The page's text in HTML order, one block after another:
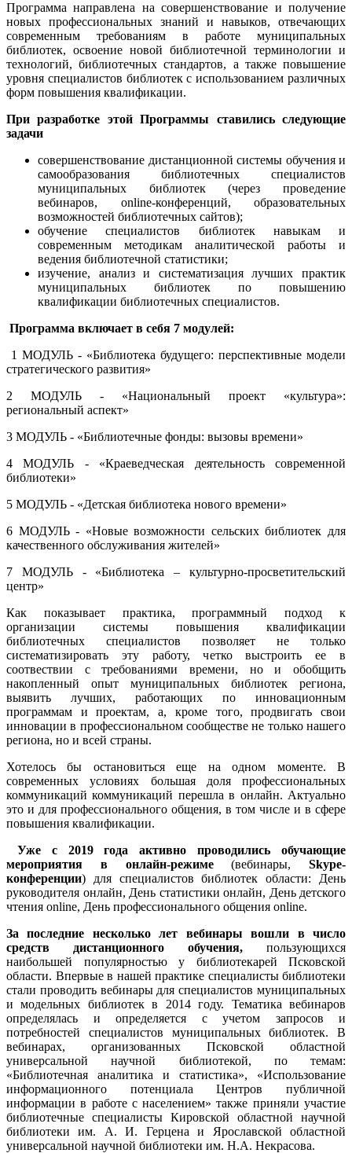
Программа направлена на совершенствование и получение
новых профессиональных знаний и навыков, отвечающих
современным требованиям в работе муниципальных
библиотек, освоение новой библиотечной терминологии и
технологий, библиотечных стандартов, а также повышение
уровня специалистов библиотек с использованием различных
форм повышения квалификации.
При разработке этой Программы ставились следующие
задачи
совершенствование дистанционной системы обучения и
самообразования библиотечных специалистов
муниципальных библиотек (через проведение
вебинаров, online-конференций, образовательных
возможностей библиотечных сайтов);
обучение специалистов библиотек навыкам и
современным методикам аналитической работы и
ведения библиотечной статистики;
изучение, анализ и систематизация лучших практик
муниципальных библиотек по повышению
квалификации библиотечных специалистов.
Программа включает в себя 7 модулей:
1 МОДУЛЬ - «Библиотека будущего: перспективные модели
стратегического развития»
2 МОДУЛЬ - «Национальный проект «культура»:
региональный аспект»
3 МОДУЛЬ - «Библиотечные фонды: вызовы времени»
4 МОДУЛЬ - «Краеведческая деятельность современной
библиотеки»
5 МОДУЛЬ - «Детская библиотека нового времени»
6 МОДУЛЬ - «Новые возможности сельских библиотек для
качественного обслуживания жителей»
7 МОДУЛЬ - «Библиотека – культурно-просветительский
центр»
Как показывает практика, программный подход к
организации системы повышения квалификации
библиотечных специалистов позволяет не только
систематизировать эту работу, четко выстроить ее в
соотвествии с требованиями времени, но и обобщить
накопленный опыт муниципальных библиотек региона,
выявить лучших, работающих по инновационным
программам и проектам, а, кроме того, продвигать свои
инновации в профессиональном сообществе не только нашего
региона, но и всей страны.
Хотелось бы остановиться еще на одном моменте. В
современных условиях большая доля профессиональных
коммуникаций коммуникаций перешла в онлайн. Актуально
это и для профессионального общения, в том числе и в сфере
повышения квалификации.
Уже с 2019 года активно проводились обучающие
мероприятия в онлайн-режиме(вебинары, Skype-
конференции) для специалистов библиотек области: День
руководителя онлайн, День статистики онлайн, День детского
чтения online, День профессионального общения online.
За последние несколько лет вебинары вошли в число
средств дистанционного обучения, пользующихся
наибольшей популярностью у библиотекарей Псковской
области. Впервые в нашей практике специалисты библиотеки
стали проводить вебинары для специалистов муниципальных
и модельных библиотек в 2014 году. Тематика вебинаров
определялась и определяется с учетом запросов и
потребностей специалистов муниципальных библиотек. В
вебинарах, организованных Псковской областной
универсальной научной библиотекой, по темам:
«Библиотечная аналитика и статистика», «Использование
информационного потенциала Центров публичной
информации в работе с населением» также приняли участие
библиотечные специалисты Кировской областной научной
библиотеки им. А. И. Герцена и Ярославской областной
универсальной научной библиотеки им. Н.А. Некрасова.